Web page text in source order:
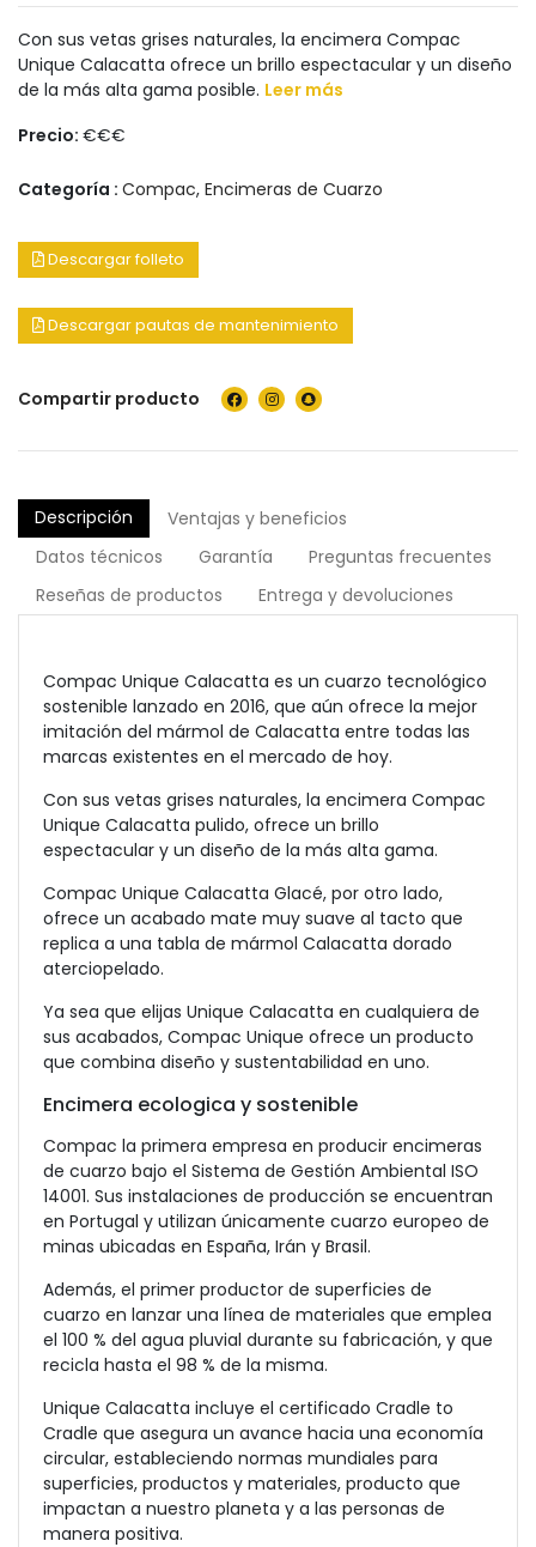
Con sus vetas grises naturales, la encimera Compac
Unique Calacatta ofrece un brillo espectacular y un diseño
de la más alta gama posible. Leer más
Precio: €€€
Categoría : Compac, Encimeras de Cuarzo
Descargar folleto
Descargar pautas de mantenimiento
Compartir producto
Descripción
Ventajas y beneficios
Datos técnicos
Garantía
Preguntas frecuentes
Reseñas de productos
Entrega y devoluciones
Compac Unique Calacatta es un cuarzo tecnológico
sostenible lanzado en 2016, que aún ofrece la mejor
imitación del mármol de Calacatta entre todas las
marcas existentes en el mercado de hoy.
Con sus vetas grises naturales, la encimera Compac
Unique Calacatta pulido, ofrece un brillo
espectacular y un diseño de la más alta gama.
Compac Unique Calacatta Glacé, por otro lado,
ofrece un acabado mate muy suave al tacto que
replica a una tabla de mármol Calacatta dorado
aterciopelado.
Ya sea que elijas Unique Calacatta en cualquiera de
sus acabados, Compac Unique ofrece un producto
que combina diseño y sustentabilidad en uno.
Encimera ecologica y sostenible
Compac la primera empresa en producir encimeras
de cuarzo bajo el Sistema de Gestión Ambiental ISO
14001. Sus instalaciones de producción se encuentran
en Portugal y utilizan únicamente cuarzo europeo de
minas ubicadas en España, Irán y Brasil.
Además, el primer productor de superficies de
cuarzo en lanzar una línea de materiales que emplea
el 100 % del agua pluvial durante su fabricación, y que
recicla hasta el 98 % de la misma.
Unique Calacatta incluye el certificado Cradle to
Cradle que asegura un avance hacia una economía
circular, estableciendo normas mundiales para
superficies, productos y materiales, producto que
impactan a nuestro planeta y a las personas de
manera positiva.